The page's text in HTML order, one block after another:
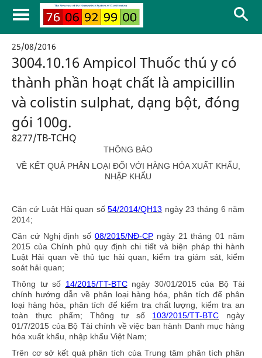
25/08/2016
3004.10.16 Ampicol Thuốc thú y có
thành phần hoạt chất là ampicillin
và colistin sulphat, dạng bột, đóng
gói 100g.
8277/TB-TCHQ
THÔNG BÁO
VỀ KẾT QUẢ PHÂN LOẠI ĐỐI VỚI HÀNG HÓA XUẤT KHẨU,
NHẬP KHẨU
Căn cứ Luật Hải quan số54/2014/QH13 ngày 23 tháng 6 năm
2014;
Căn cứ Nghị định số 08/2015/NĐ-CP ngày 21 tháng 01 năm
2015 của Chính phủ quy định chi tiết và biện pháp thi hành
Luật Hải quan về thủ tục hải quan, kiểm tra giám sát, kiểm
soát hải quan;
Thông tư số 14/2015/TT-BTCngày 30/01/2015 của Bộ Tài
chính hướng dẫn về phân loại hàng hóa, phân tích để phân
loại hàng hóa, phân tích để kiểm tra chất lượng, kiểm tra an
toàn thực phẩm; Thông tư số 103/2015/TT-BTC ngày
01/7/2015 của Bộ Tài chính về việc ban hành Danh mục hàng
hóa xuất khẩu, nhập khẩu Việt Nam;
Trên cơ sở kết quả phân tích của Trung tâm phân tích phân